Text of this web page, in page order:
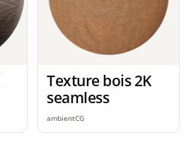
Texture bois 2K
seamless
ambientCG